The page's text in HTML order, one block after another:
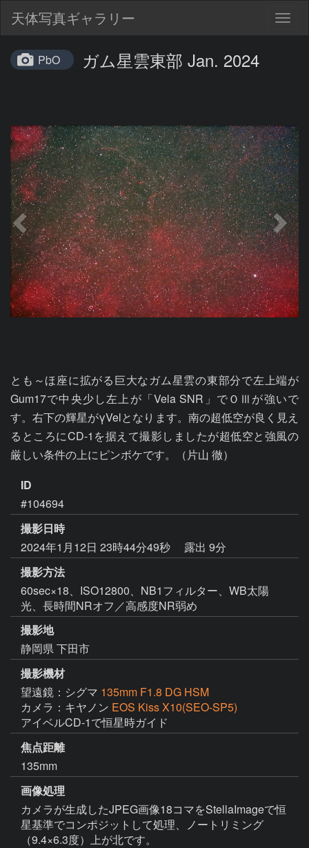
天体写真ギャラリー
PbO ガム星雲東部 Jan. 2024
とも～ほ座に拡がる巨大なガム星雲の東部分で左上端が
Gum17で中央少し左上が「Vela SNR」でＯⅢが強いで
す。右下の輝星がγVelとなります。南の超低空が良く見え
るところにCD-1を据えて撮影しましたが超低空と強風の
厳しい条件の上にピンボケです。（片山 徹）
ID
#104694
撮影日時
2024年1月12日 23時44分49秒
露出 9分
撮影方法
60sec×18、ISO12800、NB1フィルター、WB太陽
光、長時間NRオフ／高感度NR弱め
撮影地
静岡県 下田市
撮影機材
望遠鏡：シグマ 135mm F1.8 DG HSM
カメラ：キヤノン EOS Kiss X10(SEO-SP5)
アイベルCD-1で恒星時ガイド
焦点距離
135mm
画像処理
カメラが生成したJPEG画像18コマをStellaImageで恒
星基準でコンポジットして処理、ノートリミング
（9.4×6.3度）上が北です。